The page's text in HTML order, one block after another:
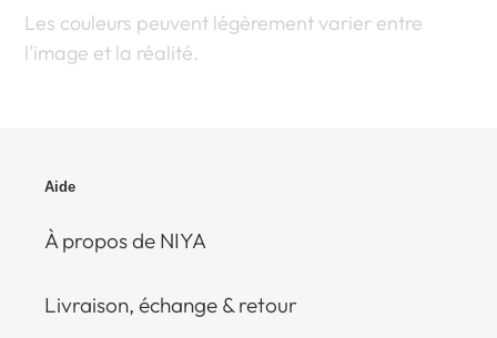
Les couleurs peuvent légèrement varier entre
l'image et la réalité.
Aide
À propos de NIYA
Livraison, échange & retour